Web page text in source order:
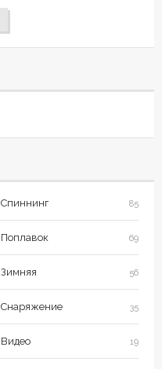
Спиннинг 85
Поплавок 69
Зимняя 56
Снаряжение 35
Видео 19